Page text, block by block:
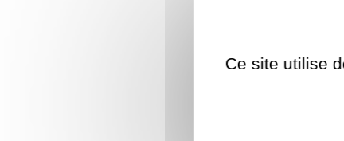
Quand est
dernière (celle du
opérations sur
Ce site utilise